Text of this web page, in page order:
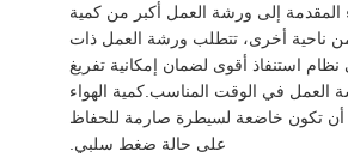
المقدمة إلى ورشة العمل أكبر من كمية
ناحية أخرى، تتطلب ورشة العمل ذات
استنفاذ أقوى لضمان إمكانية تفريغ
العمل في الوقت المناسب.كمية الهواء
تكون خاضعة لسيطرة صارمة للحفاظ
على حالة ضغط سلبي.